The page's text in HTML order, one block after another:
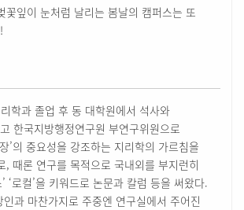
꽃잎이 눈처럼 날리는 봄날의 캠퍼스는 또
학과 졸업 후 동 대학원에서 석사와
한국지방행정연구원 부연구위원으로
’의 중요성을 강조하는 지리학의 가르침을
, 때론 연구를 목적으로 국내외를 부지런히
’ ‘로컬’을 키워드로 논문과 칼럼 등을 써왔다.
과 마찬가지로 주중엔 연구실에서 주어진